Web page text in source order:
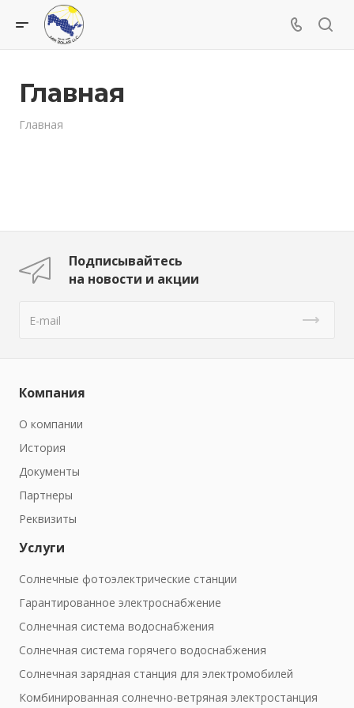
Главная
Главная
Подписывайтесь
на новости и акции
Компания
О компании
История
Документы
Партнеры
Реквизиты
Услуги
Солнечные фотоэлектрические станции
Гарантированное электроснабжение
Солнечная система водоснабжения
Солнечная система горячего водоснабжения
Солнечная зарядная станция для электромобилей
Комбинированная солнечно-ветряная электростанция